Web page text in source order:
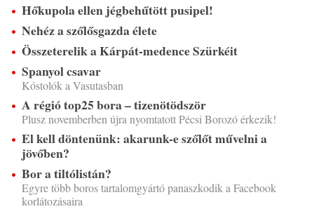
Hőkupola ellen jégbehűtött pusipel!
Nehéz a szőlősgazda élete
Összeterelik a Kárpát-medence Szürkéit
Spanyol csavar
Kóstolók a Vasutasban
A régió top25 bora – tizenötödször
Plusz novemberben újra nyomtatott Pécsi Borozó érkezik!
El kell döntenünk: akarunk-e szőlőt művelni a
jövőben?
Bor a tiltólistán?
Egyre több boros tartalomgyártó panaszkodik a Facebook
korlátozásaira